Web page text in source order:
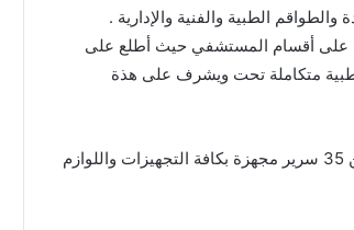
الطبية والفنية والإدارية .
على أقسام المستشفي حيث أطلع على
طبية متكاملة تحت ويشرف على هذة
وقد اطلع القائد على السعة السريرية للمستشفي الميداني والتي تتكون من 35 سرير مجهزة بكافة التجهيزات واللوازم